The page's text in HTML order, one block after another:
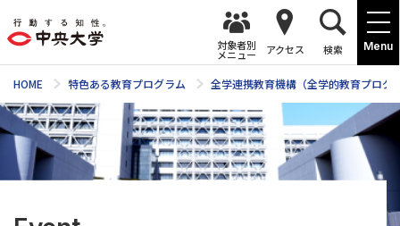
Menu
対象者別
メニュー アクセス 検索
HOME 特色ある教育プログラム 全学連携教育機構（全学的教育プログ